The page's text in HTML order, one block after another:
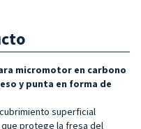
micromotor en carbono
y punta en forma de
superficial
que protege la fresa del